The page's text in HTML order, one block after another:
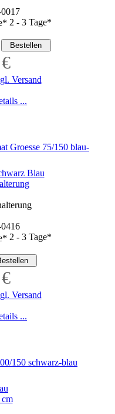
2 - 3 Tage*
Versand
...
Blau
2 - 3 Tage*
Versand
...